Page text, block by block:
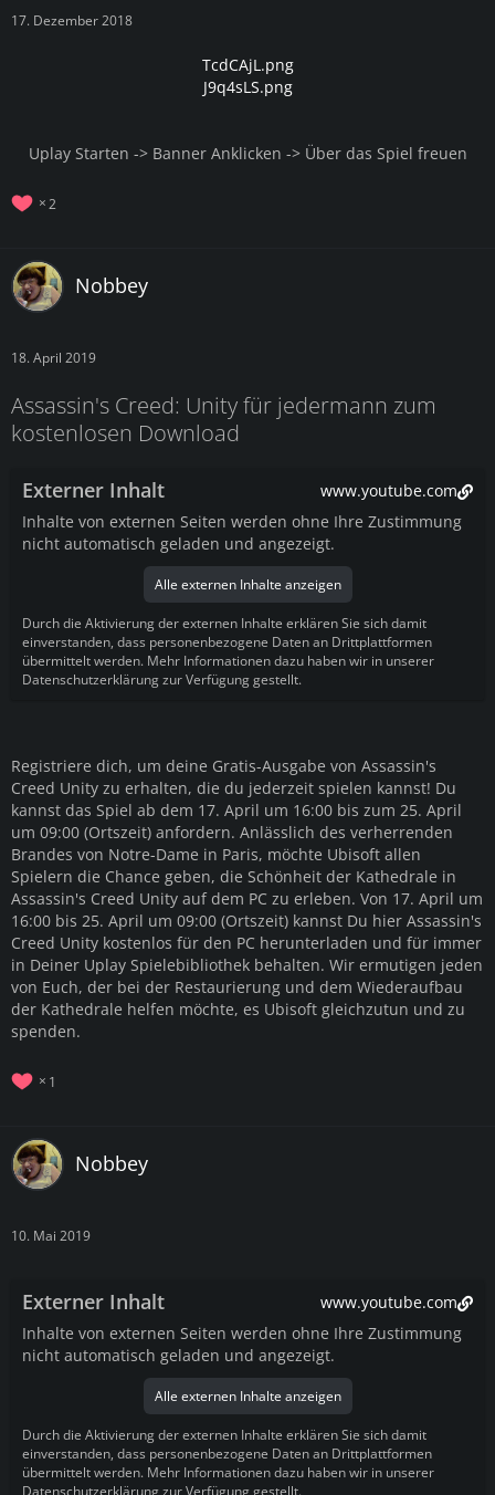
17. Dezember 2018
TcdCAjL.png
J9q4sLS.png
Uplay Starten -> Banner Anklicken -> Über das Spiel freuen
2
Nobbey
18. April 2019
Assassin's Creed: Unity für jedermann zum
kostenlosen Download
Externer Inhalt
www.youtube.com
Inhalte von externen Seiten werden ohne Ihre Zustimmung
nicht automatisch geladen und angezeigt.
Alle externen Inhalte anzeigen
Durch die Aktivierung der externen Inhalte erklären Sie sich damit
einverstanden, dass personenbezogene Daten an Drittplattformen
übermittelt werden. Mehr Informationen dazu haben wir in unserer
Datenschutzerklärung zur Verfügung gestellt.
Registriere dich, um deine Gratis-Ausgabe von Assassin's
Creed Unity zu erhalten, die du jederzeit spielen kannst! Du
kannst das Spiel ab dem 17. April um 16:00 bis zum 25. April
um 09:00 (Ortszeit) anfordern. Anlässlich des verherrenden
Brandes von Notre-Dame in Paris, möchte Ubisoft allen
Spielern die Chance geben, die Schönheit der Kathedrale in
Assassin's Creed Unity auf dem PC zu erleben. Von 17. April um
16:00 bis 25. April um 09:00 (Ortszeit) kannst Du hier Assassin's
Creed Unity kostenlos für den PC herunterladen und für immer
in Deiner Uplay Spielebibliothek behalten. Wir ermutigen jeden
von Euch, der bei der Restaurierung und dem Wiederaufbau
der Kathedrale helfen möchte, es Ubisoft gleichzutun und zu
spenden.
1
Nobbey
10. Mai 2019
Externer Inhalt
www.youtube.com
Inhalte von externen Seiten werden ohne Ihre Zustimmung
nicht automatisch geladen und angezeigt.
Alle externen Inhalte anzeigen
Durch die Aktivierung der externen Inhalte erklären Sie sich damit
einverstanden, dass personenbezogene Daten an Drittplattformen
übermittelt werden. Mehr Informationen dazu haben wir in unserer
Datenschutzerklärung zur Verfügung gestellt.